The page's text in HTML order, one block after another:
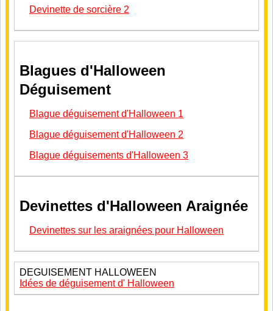
Devinette de sorcière 2
Blagues d'Halloween
Déguisement
Blague déguisement d'Halloween 1
Blague déguisement d'Halloween 2
Blague déguisements d'Halloween 3
Devinettes d'Halloween Araignée
Devinettes sur les araignées pour Halloween
DEGUISEMENT HALLOWEEN
Idées de déguisement d' Halloween